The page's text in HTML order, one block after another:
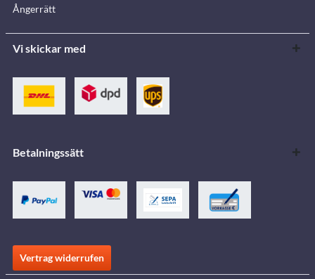
Ångerrätt
Vi skickar med
Betalningssätt
Vertrag widerrufen